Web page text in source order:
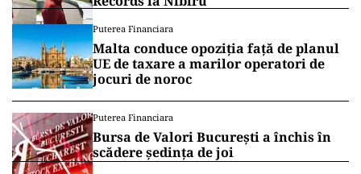
Puterea Financiara
Malta conduce opoziția față de planul
UE de taxare a marilor operatori de
jocuri de noroc
Puterea Financiara
Bursa de Valori București a închis în
scădere ședința de joi